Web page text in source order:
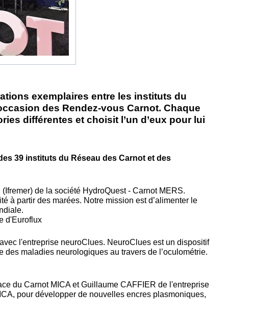
exemplaires entre les instituts du
des Rendez-vous Carnot. Chaque
différentes et choisit l’un d’eux pour lui
39 instituts du Réseau des Carnot et des
(Ifremer) de la société HydroQuest - Carnot MERS.
à partir des marées. Notre mission est d’alimenter le
d'Euroflux
avec l'entreprise neuroClues. NeuroClues est un dispositif
maladies neurologiques au travers de l’oculométrie.
du Carnot MICA et Guillaume CAFFIER de l'entreprise
pour développer de nouvelles encres plasmoniques,